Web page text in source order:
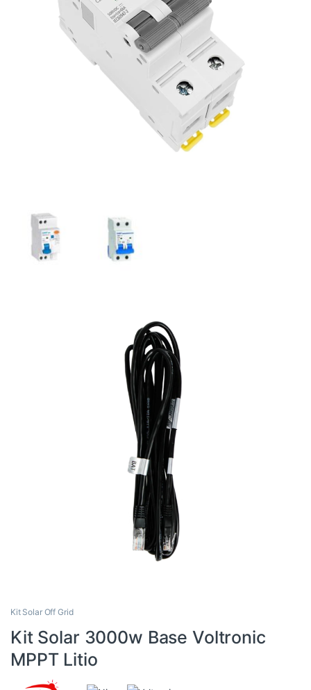
Kit Solar Off Grid
Kit Solar 3000w Base Voltronic
MPPT Litio